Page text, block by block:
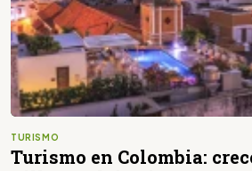
TURISMO
Turismo en Colombia: